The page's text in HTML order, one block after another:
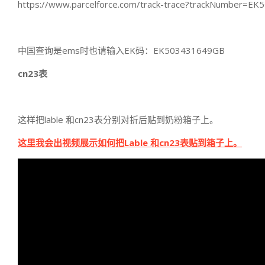
https://www.parcelforce.com/track-
中国查询是ems时也请输入EK码：EK503431649GB
cn23表
这样把lable 和cn23表分别对折后贴到奶粉箱子上。
这里我会出视频展示如何把Lable 和cn23表贴到箱子上。